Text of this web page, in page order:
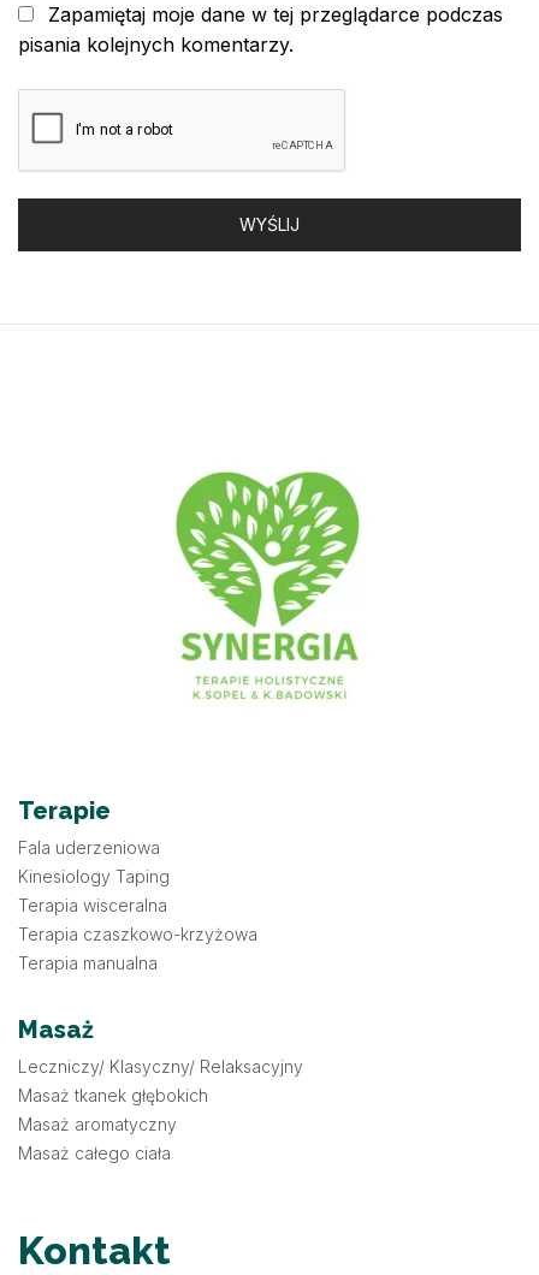
Zapamiętaj moje dane w tej przeglądarce podczas
pisania kolejnych komentarzy.
Terapie
Fala uderzeniowa
Kinesiology Taping
Terapia wisceralna
Terapia czaszkowo-krzyżowa
Terapia manualna
Masaż
Leczniczy/ Klasyczny/ Relaksacyjny
Masaż tkanek głębokich
Masaż aromatyczny
Masaż całego ciała
Kontakt